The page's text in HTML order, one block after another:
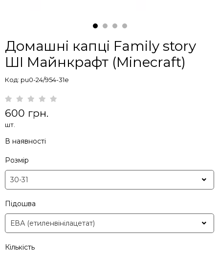
Домашні капці Family story
ШІ Майнкрафт (Minecraft)
Код: pu0-24/954-31e
600 грн.
шт.
В наявності
Розмір
Підошва
Кількість